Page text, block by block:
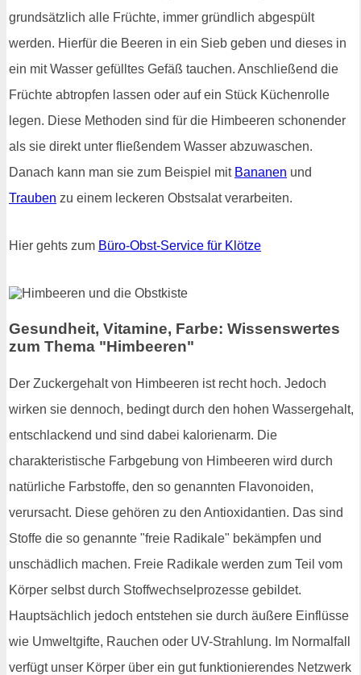
grundsätzlich alle Früchte, immer gründlich abgespült
werden. Hierfür die Beeren in ein Sieb geben und dieses in
ein mit Wasser gefülltes Gefäß tauchen. Anschließend die
Früchte abtropfen lassen oder auf ein Stück Küchenrolle
legen. Diese Methoden sind für die Himbeeren schonender
als sie direkt unter fließendem Wasser abzuwaschen.
Danach kann man sie zum Beispiel mit Bananen und
Trauben zu einem leckeren Obstsalat verarbeiten.
Hier gehts zum Büro-Obst-Service für Klötze
Gesundheit, Vitamine, Farbe: Wissenswertes
zum Thema "Himbeeren"
Der Zuckergehalt von Himbeeren ist recht hoch. Jedoch
wirken sie dennoch, bedingt durch den hohen Wassergehalt,
entschlackend und sind dabei kalorienarm. Die
charakteristische Farbgebung von Himbeeren wird durch
natürliche Farbstoffe, den so genannten Flavonoiden,
verursacht. Diese gehören zu den Antioxidantien. Das sind
Stoffe die so genannte "freie Radikale" bekämpfen und
unschädlich machen. Freie Radikale werden zum Teil vom
Körper selbst durch Stoffwechselprozesse gebildet.
Hauptsächlich jedoch entstehen sie durch äußere Einflüsse
wie Umweltgifte, Rauchen oder UV-Strahlung. Im Normalfall
verfügt unser Körper über ein gut funktionierendes Netzwerk